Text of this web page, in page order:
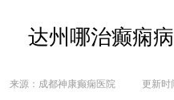
达州哪治癫痫
来源：成都神康癫痫医院 更新时